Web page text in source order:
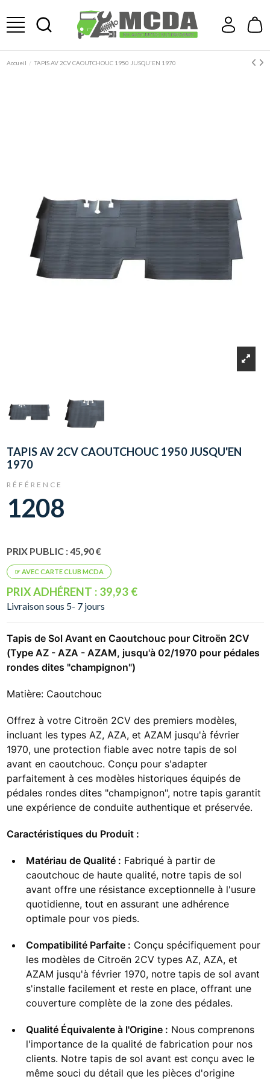
Accueil TAPIS AV 2CV CAOUTCHOUC 1950 JUSQU'EN 1970
TAPIS AV 2CV CAOUTCHOUC 1950 JUSQU'EN
1970
RÉFÉRENCE
1208
PRIX PUBLIC : 45,90 €
PRIX ADHÉRENT : 39,93 €
Livraison sous 5- 7 jours
Tapis de Sol Avant en Caoutchouc pour Citroën 2CV
(Type AZ - AZA - AZAM, jusqu'à 02/1970 pour pédales
rondes dites "champignon")
Matière: Caoutchouc
Offrez à votre Citroën 2CV des premiers modèles,
incluant les types AZ, AZA, et AZAM jusqu'à février
1970, une protection fiable avec notre tapis de sol
avant en caoutchouc. Conçu pour s'adapter
parfaitement à ces modèles historiques équipés de
pédales rondes dites "champignon", notre tapis garantit
une expérience de conduite authentique et préservée.
Caractéristiques du Produit :
Matériau de Qualité : Fabriqué à partir de
caoutchouc de haute qualité, notre tapis de sol
avant offre une résistance exceptionnelle à l'usure
quotidienne, tout en assurant une adhérence
optimale pour vos pieds.
Compatibilité Parfaite : Conçu spécifiquement pour
les modèles de Citroën 2CV types AZ, AZA, et
AZAM jusqu'à février 1970, notre tapis de sol avant
s'installe facilement et reste en place, offrant une
couverture complète de la zone des pédales.
Qualité Équivalente à l'Origine : Nous comprenons
l'importance de la qualité de fabrication pour nos
clients. Notre tapis de sol avant est conçu avec le
même souci du détail que les pièces d'origine